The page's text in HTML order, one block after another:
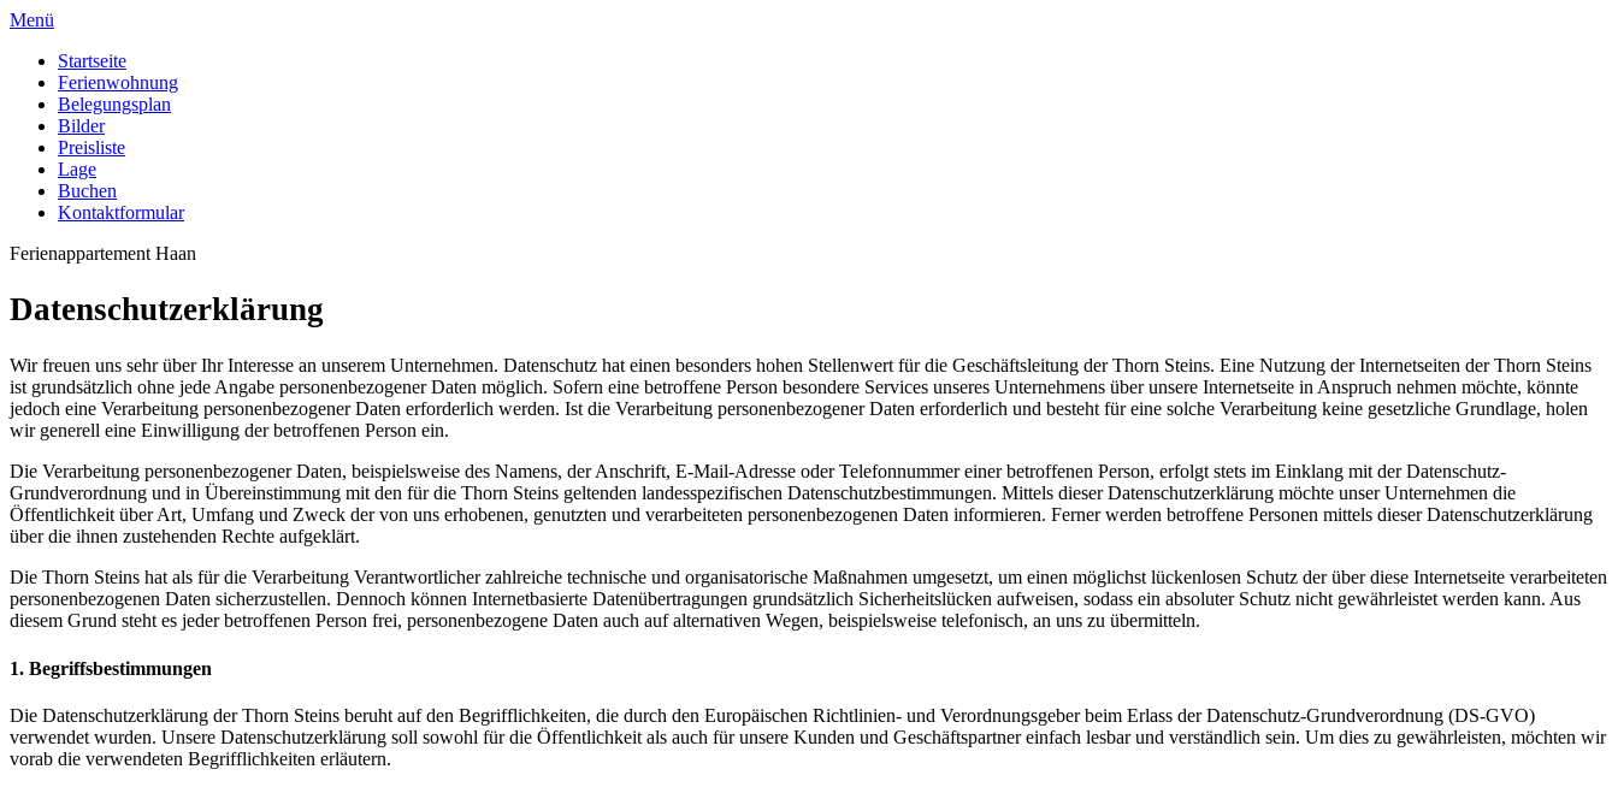
Menü
Startseite
Ferienwohnung
Belegungsplan
Bilder
Preisliste
Lage
Buchen
Kontaktformular
Ferienappartement Haan
Datenschutzerklärung
Wir freuen uns sehr über Ihr Interesse an unserem Unternehmen. Datenschutz hat einen besonders hohen Stellenwert für die Geschäftsleitung der Thorn Steins. Eine Nutzung der Internetseiten der Thorn Steins
ist grundsätzlich ohne jede Angabe personenbezogener Daten möglich. Sofern eine betroffene Person besondere Services unseres Unternehmens über unsere Internetseite in Anspruch nehmen möchte, könnte
jedoch eine Verarbeitung personenbezogener Daten erforderlich werden. Ist die Verarbeitung personenbezogener Daten erforderlich und besteht für eine solche Verarbeitung keine gesetzliche Grundlage, holen
wir generell eine Einwilligung der betroffenen Person ein.
Die Verarbeitung personenbezogener Daten, beispielsweise des Namens, der Anschrift, E-Mail-Adresse oder Telefonnummer einer betroffenen Person, erfolgt stets im Einklang mit der Datenschutz-
Grundverordnung und in Übereinstimmung mit den für die Thorn Steins geltenden landesspezifischen Datenschutzbestimmungen. Mittels dieser Datenschutzerklärung möchte unser Unternehmen die
Öffentlichkeit über Art, Umfang und Zweck der von uns erhobenen, genutzten und verarbeiteten personenbezogenen Daten informieren. Ferner werden betroffene Personen mittels dieser Datenschutzerklärung
über die ihnen zustehenden Rechte aufgeklärt.
Die Thorn Steins hat als für die Verarbeitung Verantwortlicher zahlreiche technische und organisatorische Maßnahmen umgesetzt, um einen möglichst lückenlosen Schutz der über diese Internetseite verarbeiteten
personenbezogenen Daten sicherzustellen. Dennoch können Internetbasierte Datenübertragungen grundsätzlich Sicherheitslücken aufweisen, sodass ein absoluter Schutz nicht gewährleistet werden kann. Aus
diesem Grund steht es jeder betroffenen Person frei, personenbezogene Daten auch auf alternativen Wegen, beispielsweise telefonisch, an uns zu übermitteln.
1. Begriffsbestimmungen
Die Datenschutzerklärung der Thorn Steins beruht auf den Begrifflichkeiten, die durch den Europäischen Richtlinien- und Verordnungsgeber beim Erlass der Datenschutz-Grundverordnung (DS-GVO)
verwendet wurden. Unsere Datenschutzerklärung soll sowohl für die Öffentlichkeit als auch für unsere Kunden und Geschäftspartner einfach lesbar und verständlich sein. Um dies zu gewährleisten, möchten wir
vorab die verwendeten Begrifflichkeiten erläutern.